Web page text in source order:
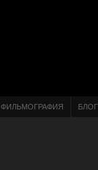
ФИЛЬМОГРАФИЯ БЛОГ